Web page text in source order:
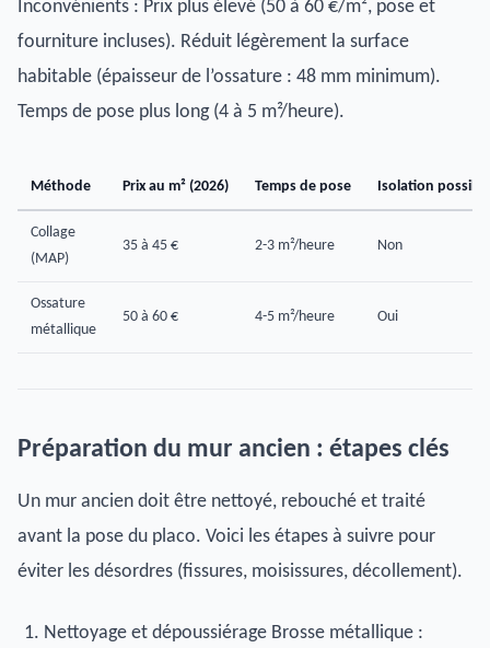
Inconvénients : Prix plus élevé (50 à 60 €/m², pose et
fourniture incluses). Réduit légèrement la surface
habitable (épaisseur de l’ossature : 48 mm minimum).
Temps de pose plus long (4 à 5 m²/heure).
Méthode Prix au m² (2026) Temps de pose Isolation possible
Collage
(MAP)
35 à 45 € 2-3 m²/heure Non
Ossature
métallique
50 à 60 € 4-5 m²/heure Oui
Préparation du mur ancien : étapes clés
Un mur ancien doit être nettoyé, rebouché et traité
avant la pose du placo. Voici les étapes à suivre pour
éviter les désordres (fissures, moisissures, décollement).
Nettoyage et dépoussiérage Brosse métallique :